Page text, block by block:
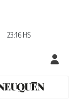
23:16 HS